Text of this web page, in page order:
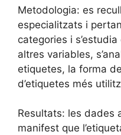
Metodologia: es
especialitzats i
categories i
altres variables,
etiquetes, la forma
d’etiquetes més
Resultats: les dades
manifest que